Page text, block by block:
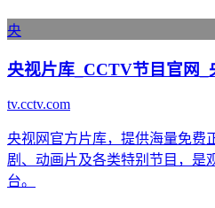
央
央视片库_CCTV节目官网_
tv.cctv.com
央视网官方片库，提供海量免费
剧、动画片及各类特别节目，是
台。